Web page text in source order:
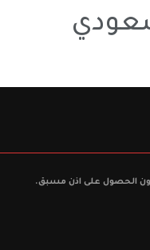
الحصول على اذن مسبق.